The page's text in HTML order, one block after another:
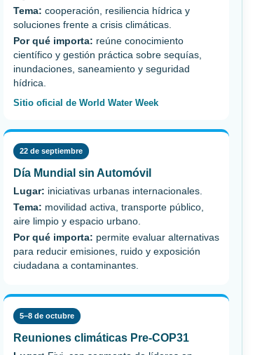
Tema: cooperación, resiliencia hídrica y
soluciones frente a crisis climáticas.
Por qué importa: reúne conocimiento
científico y gestión práctica sobre sequías,
inundaciones, saneamiento y seguridad
hídrica.
Sitio oficial de World Water Week
22 de septiembre
Día Mundial sin Automóvil
Lugar: iniciativas urbanas internacionales.
Tema: movilidad activa, transporte público,
aire limpio y espacio urbano.
Por qué importa: permite evaluar alternativas
para reducir emisiones, ruido y exposición
ciudadana a contaminantes.
5–8 de octubre
Reuniones climáticas Pre-COP31